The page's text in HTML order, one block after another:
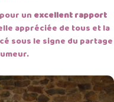
un excellent rapport
appréciée de tous et la
sous le signe du partage